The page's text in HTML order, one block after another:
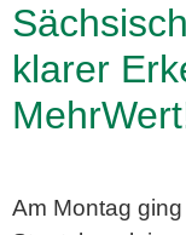
klarer
Am Montag